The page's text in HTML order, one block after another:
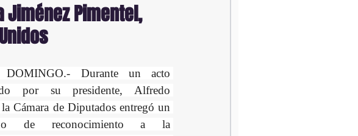
Jiménez Pimentel,
DOMINGO.- Durante un acto
por su presidente, Alfredo
la Cámara de Diputados entregó un
de reconocimiento a la